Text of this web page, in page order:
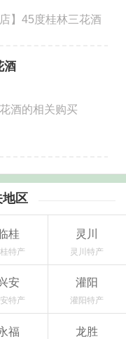
】45度桂林三花酒
酒
酒的相关购买
区
桂
特产
灵川
灵川特产
安
特产
灌阳
灌阳特产
福 龙胜